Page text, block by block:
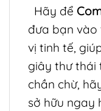
Hãy để
đưa bạn vào
vị tinh tế,
giây thư thái
chần chừ,
sở hữu ngay